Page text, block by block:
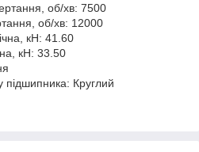
об/хв: 7500
об/хв: 12000
кН: 41.60
кН: 33.50
підшипника: Круглий